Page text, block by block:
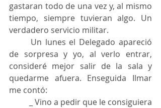
gastaran todo de una vez y, al mismo
tiempo, siempre tuvieran algo. Un
verdadero servicio militar.
de sorpresa y yo, al verlo entrar,
consideré mejor salir de la sala y
quedarme afuera. Enseguida Ilmar
me contó: